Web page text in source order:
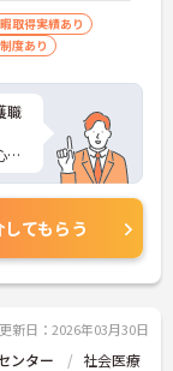
取得実績あり
度あり
職
し
保
す
ら
てもらう
更新日：2026年03月30日
ンター
社会医療